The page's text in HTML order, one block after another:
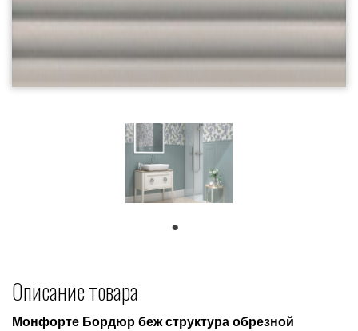
Описание товара
Монфорте Бордюр беж структура обрезной